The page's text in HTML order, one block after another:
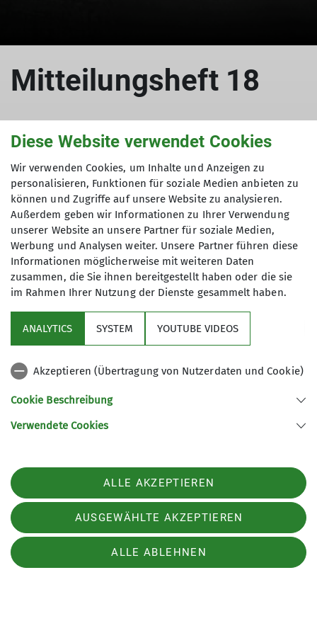
Mitteilungsheft 18
1999
01.12.1999
Mitteilungshefte
Mitteilungsheft lesen:pdf-Datei
Diese Website verwendet Cookies
Wir verwenden Cookies, um Inhalte und Anzeigen zu
personalisieren, Funktionen für soziale Medien anbieten zu
können und Zugriffe auf unsere Website zu analysieren.
Außerdem geben wir Informationen zu Ihrer Verwendung
unserer Website an unsere Partner für soziale Medien,
Werbung und Analysen weiter. Unsere Partner führen diese
Informationen möglicherweise mit weiteren Daten
zusammen, die Sie ihnen bereitgestellt haben oder die sie
im Rahmen Ihrer Nutzung der Dienste gesammelt haben.
ANALYTICS SYSTEM YOUTUBE VIDEOS
Akzeptieren (Übertragung von Nutzerdaten und Cookie)
Cookie Beschreibung
Verwendete Cookies
ALLE AKZEPTIEREN
AUSGEWÄHLTE AKZEPTIEREN
ALLE ABLEHNEN